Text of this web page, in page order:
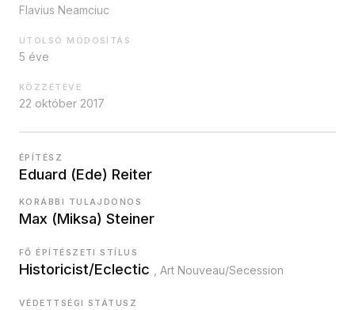
Flavius Neamciuc
UTOLSÓ MÓDOSÍTÁS
5 éve
KÖZZÉTÉVE
22 október 2017
ÉPÍTÉSZ
Eduard (Ede) Reiter
KORÁBBI TULAJDONOS
Max (Miksa) Steiner
FŐ ÉPÍTÉSZETI STÍLUS
Historicist/Eclectic , Art Nouveau/Secession
VÉDETTSÉGI STÁTUSZ